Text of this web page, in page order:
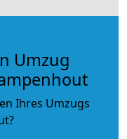
Umzug
Ihres Umzugs